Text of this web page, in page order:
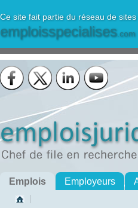
Ce site fait partie du réseau de
emploisspecialises.com
Emplois Employeurs